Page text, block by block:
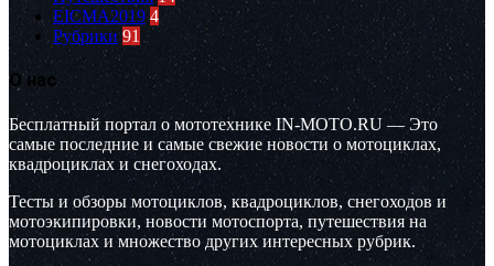
EICMA2019 4
Рубрики 91
О нас
Бесплатный портал о мототехнике IN-MOTO.RU — Это
самые последние и самые свежие новости о мотоциклах,
квадроциклах и снегоходах.
Тесты и обзоры мотоциклов, квадроциклов, снегоходов и
мотоэкипировки, новости мотоспорта, путешествия на
мотоциклах и множество других интересных рубрик.